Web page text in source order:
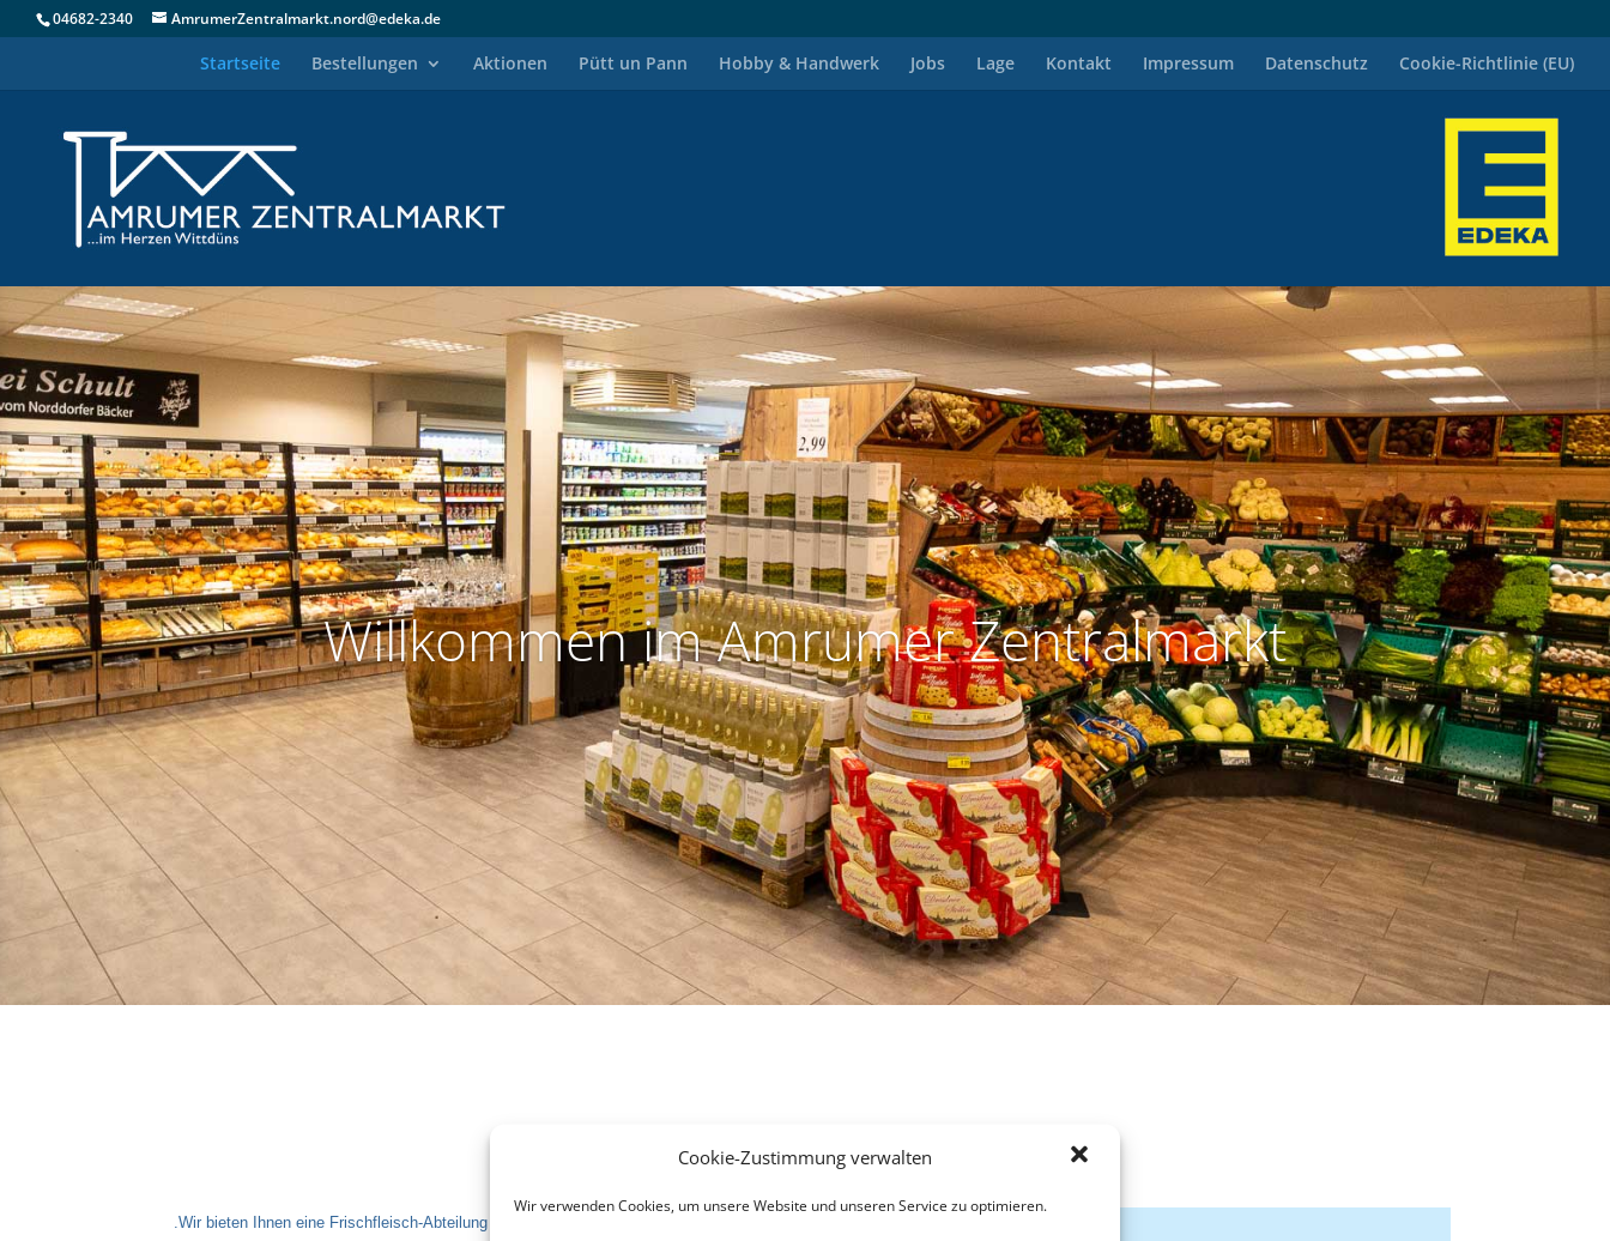
Cookie-Zustimmung verwalten
Wir verwenden Cookies, um unsere Website und unseren Service zu optimieren.
04682-2340 AmrumerZentralmarkt.nord@edeka.de
Startseite Bestellungen Aktionen Pütt un Pann Hobby & Handwerk Jobs Lage Kontakt Impressum Datenschutz Cookie-Richtlinie (EU)
Willkommen im Amrumer Zentralmarkt
.Wir bieten Ihnen eine Frischfleisch-Abteilung (deutsches Qualitätsfleisch aus